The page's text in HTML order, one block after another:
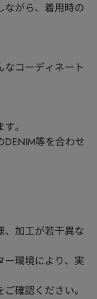
ながら、着用時の
なコーディネート
。
等を合わせ
加工が若干異な
環境により、実
確認ください。